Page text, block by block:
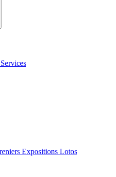
Services
Expositions Lotos